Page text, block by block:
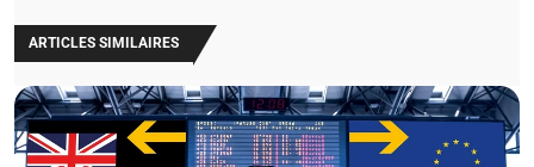
ARTICLES SIMILAIRES